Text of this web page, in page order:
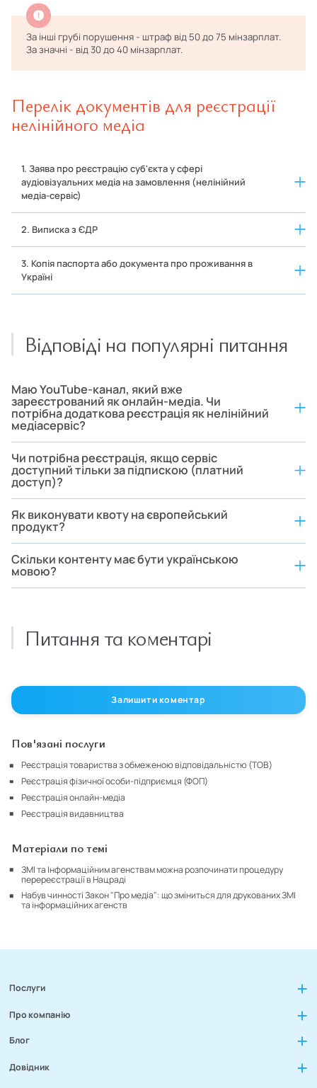
За інші грубі порушення - штраф від 50 до 75 мінзарплат.
За значні - від 30 до 40 мінзарплат.
Перелік документів для реєстрації
нелінійного медіа
1. Заява про реєстрацію суб'єкта у сфері
аудіовізуальних медіа на замовлення (нелінійний
медіа-сервіс)
2. Виписка з ЄДР
3. Копія паспорта або документа про проживання в
Україні
Відповіді на популярні питання
Маю YouTube-канал, який вже
зареєстрований як онлайн-медіа. Чи
потрібна додаткова реєстрація як нелінійний
медіасервіс?
Чи потрібна реєстрація, якщо сервіс
доступний тільки за підпискою (платний
доступ)?
Як виконувати квоту на європейський
продукт?
Скільки контенту має бути українською
мовою?
Питання та коментарі
Залишити коментар
Пов'язані послуги
Реєстрація товариства з обмеженою відповідальністю (ТОВ)
Реєстрація фізичної особи-підприємця (ФОП)
Реєстрація онлайн-медіа
Реєстрація видавництва
Матеріали по темі
ЗМІ та Інформаційним агенствам можна розпочинати процедуру
перереєстрації в Нацраді
Набув чинності Закон "Про медіа": що зміниться для друкованих ЗМІ
та інформаційних агенств
Послуги
Про компанію
Блог
Довідник